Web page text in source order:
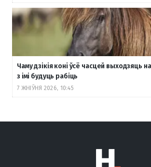
Чаму дзікія коні ўсё часцей выходзяць
з імі будуць рабіць
7 ЖНІЎНЯ 2026, 10:45